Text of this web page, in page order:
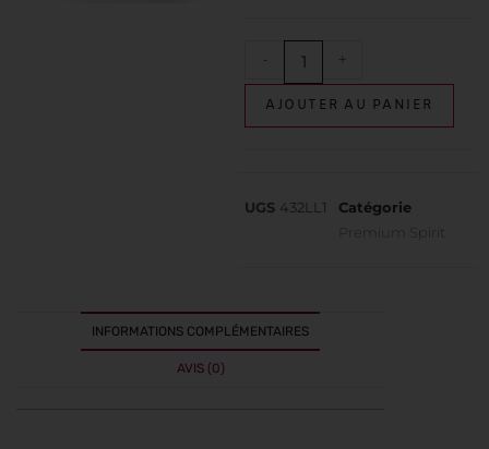
- +
AJOUTER AU PANIER
UGS 432LL1
Catégorie
Premium Spirit
INFORMATIONS COMPLÉMENTAIRES
AVIS (0)